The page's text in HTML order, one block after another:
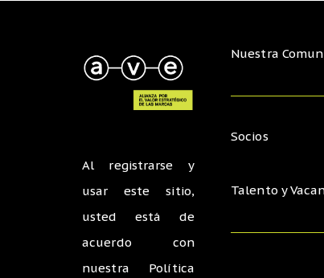
Al registrarse y
usar este sitio,
usted está de
acuerdo con
nuestra Política
Nuestra
Socios
Talento y